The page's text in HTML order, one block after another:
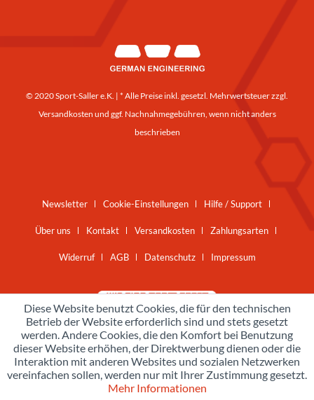
© 2020 Sport-Saller e.K. | * Alle Preise inkl. gesetzl. Mehrwertsteuer zzgl.
Versandkosten und ggf. Nachnahmegebühren, wenn nicht anders
beschrieben
Newsletter Cookie-Einstellungen Hilfe / Support
Über uns Kontakt Versandkosten Zahlungsarten
Widerruf AGB Datenschutz Impressum
Diese Website benutzt Cookies, die für den technischen
Betrieb der Website erforderlich sind und stets gesetzt
werden. Andere Cookies, die den Komfort bei Benutzung
dieser Website erhöhen, der Direktwerbung dienen oder die
Interaktion mit anderen Websites und sozialen Netzwerken
vereinfachen sollen, werden nur mit Ihrer Zustimmung gesetzt.
Mehr Informationen